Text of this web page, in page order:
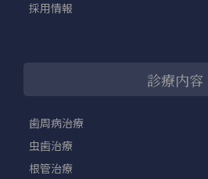
採用情報
診療内容
歯周病治療
虫歯治療
根管治療